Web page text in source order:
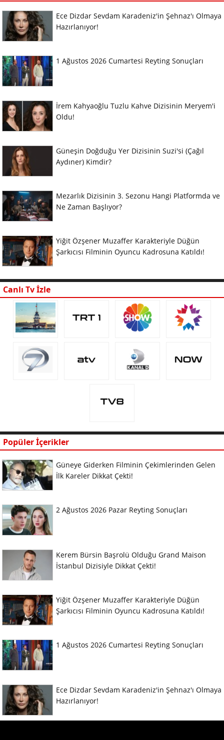
Ece Dizdar Sevdam Karadeniz'in Şehnaz'ı Olmaya
Hazırlanıyor!
1 Ağustos 2026 Cumartesi Reyting Sonuçları
İrem Kahyaoğlu Tuzlu Kahve Dizisinin Meryem'i
Oldu!
Güneşin Doğduğu Yer Dizisinin Suzi'si (Çağıl
Aydıner) Kimdir?
Mezarlık Dizisinin 3. Sezonu Hangi Platformda ve
Ne Zaman Başlıyor?
Yiğit Özşener Muzaffer Karakteriyle Düğün
Şarkıcısı Filminin Oyuncu Kadrosuna Katıldı!
Canlı Tv İzle
Popüler İçerikler
Güneye Giderken Filminin Çekimlerinden Gelen
İlk Kareler Dikkat Çekti!
2 Ağustos 2026 Pazar Reyting Sonuçları
Kerem Bürsin Başrolü Olduğu Grand Maison
İstanbul Dizisiyle Dikkat Çekti!
Yiğit Özşener Muzaffer Karakteriyle Düğün
Şarkıcısı Filminin Oyuncu Kadrosuna Katıldı!
1 Ağustos 2026 Cumartesi Reyting Sonuçları
Ece Dizdar Sevdam Karadeniz'in Şehnaz'ı Olmaya
Hazırlanıyor!